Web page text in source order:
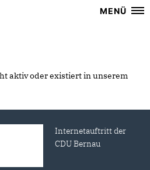
MENÜ
aktiv oder existiert in unserem
Internetauftritt der
CDU Bernau